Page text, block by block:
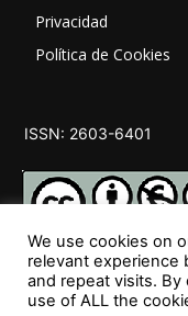
Privacidad
Política de Cookies
ISSN: 2603-6401
We use cookies on
relevant experience
and repeat visits. By
use of ALL the